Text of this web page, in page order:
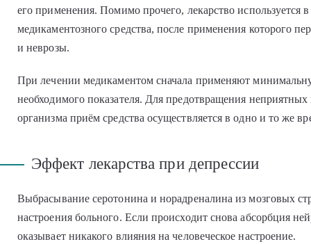
его применения. Помимо прочего, лекарство используется
медикаментозного средства, после применения которого
и неврозы.
При лечении медикаментом сначала применяют
необходимого показателя. Для предотвращения неприятных
организма приём средства осуществляется в одно и то же
Эффект лекарства при депрессии
Выбрасывание серотонина и норадреналина из мозговых
настроения больного. Если происходит снова абсорбция
оказывает никакого влияния на человеческое настроение.